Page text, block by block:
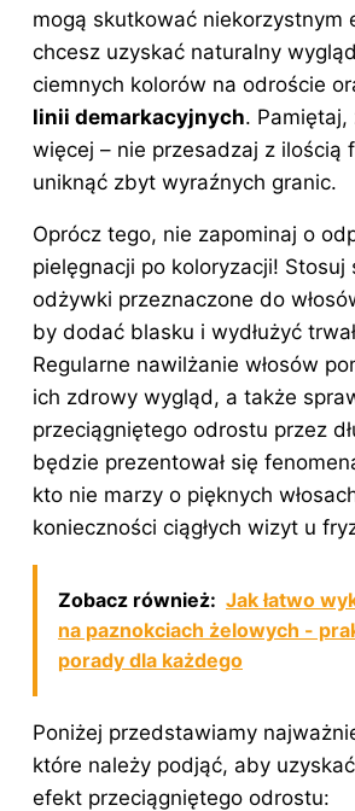
mogą skutkować niekorzystnym
chcesz uzyskać naturalny
ciemnych kolorów na odroście
linii demarkacyjnych. Pamiętaj,
więcej – nie przesadzaj z ilością
uniknąć zbyt wyraźnych granic.
Oprócz tego, nie zapominaj o
pielęgnacji po koloryzacji! Stosuj
odżywki przeznaczone do
by dodać blasku i wydłużyć
Regularne nawilżanie włosów
ich zdrowy wygląd, a także
przeciągniętego odrostu przez
będzie prezentował się
kto nie marzy o pięknych
konieczności ciągłych wizyt u
Zobacz również: Jak łatwo
na paznokciach żelowych -
porady dla każdego
Poniżej przedstawiamy
które należy podjąć, aby
efekt przeciągniętego odrostu: